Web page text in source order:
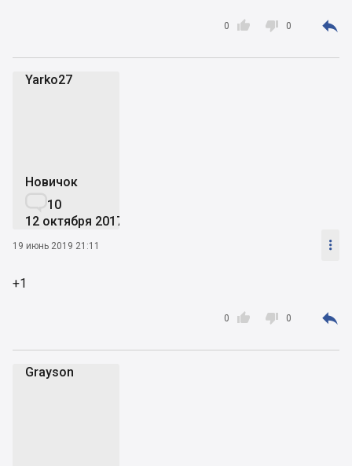

0  0 
Yarko27
Новичок
10
12 октября 2017
19 июнь 2019 21:11 
+1

0  0 
Grayson